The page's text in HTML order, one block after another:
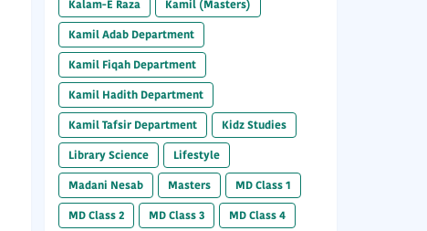
Kalam-E Raza
Kamil (Masters)
Kamil Adab Department
Kamil Fiqah Department
Kamil Hadith Department
Kamil Tafsir Department
Kidz Studies
Library Science
Lifestyle
Madani Nesab
Masters
MD Class 1
MD Class 2
MD Class 3
MD Class 4